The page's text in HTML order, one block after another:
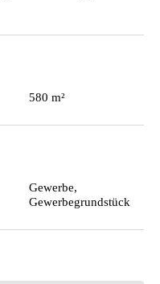
580 m²
Gewerbe,
Gewerbegrundstück